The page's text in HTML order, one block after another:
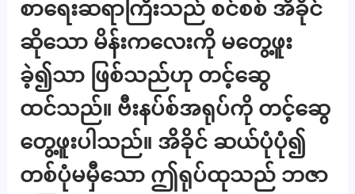
စာရေးဆရာကြီးသည် စင်စစ် အိခိုင်
ဆိုသော မိန်းကလေးကို မတွေ့ဖူး
ခဲ့၍သာ ဖြစ်သည်ဟု တင့်ဆွေ
ထင်သည်။ ဗီးနပ်စ်အရုပ်ကို တင့်ဆွေ
တွေ့ဖူးပါသည်။ အိခိုင် ဆယ်ပုံပုံ၍
တစ်ပုံမမှီသော ဤရုပ်ထုသည် ဘဇာ